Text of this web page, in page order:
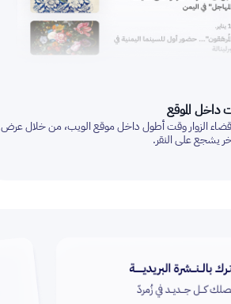
داخل الموقع
الزوار وقت أطول داخل موقع الويب، من خلال عرض
يشجع على النقر.